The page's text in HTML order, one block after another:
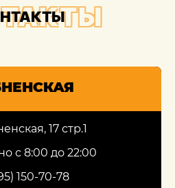
17 стр.1
с 8:00 до 22:00
150-70-78